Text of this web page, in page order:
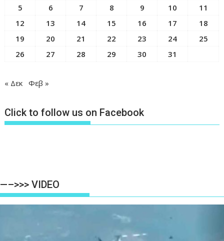
5
6 7 8 9 10
11
12
13 14 15 16 17
18
19
20 21 22 23 24
25
26
27 28 29 30 31
« Δεκ Φεβ »
Click to follow us on Facebook
—–>>> VIDEO